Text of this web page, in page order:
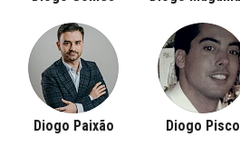
Diogo Paixão Diogo Pisco